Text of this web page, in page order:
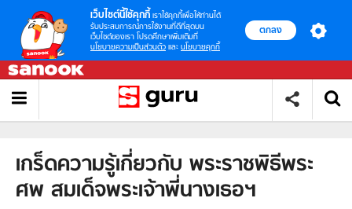
เว็บไซต์นี้ใช้คุกกี้ เราใช้คุกกี้เพื่อให้ท่านได้
รับประสบการณ์การใช้งานที่ดีที่สุดบน
เว็บไซต์ของเรา โปรดศึกษาเพิ่มเติมที่
นโยบายความเป็นส่วนตัว และ นโยบายคุกกี้
ตกลง
เกร็ดความรู้เกี่ยวกับ พระราชพิธีพระ
ศพ สมเด็จพระเจ้าพี่นางเธอฯ